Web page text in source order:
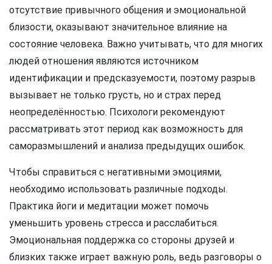
отсутствие привычного общения и эмоциональной
близости, оказывают значительное влияние на
состояние человека. Важно учитывать, что для многих
людей отношения являются источником
идентификации и предсказуемости, поэтому разрыв
вызывает не только грусть, но и страх перед
неопределённостью. Психологи рекомендуют
рассматривать этот период как возможность для
саморазмышлений и анализа предыдущих ошибок.
Чтобы справиться с негативными эмоциями,
необходимо использовать различные подходы.
Практика йоги и медитации может помочь
уменьшить уровень стресса и расслабиться.
Эмоциональная поддержка со стороны друзей и
близких также играет важную роль, ведь разговоры о